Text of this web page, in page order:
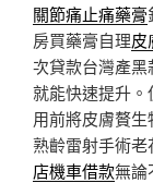
關節痛止痛藥膏
房買藥膏自理皮
次貸款台灣產黑
就能快速提升
用前將皮膚贅
熟齡雷射手術
店機車借款無論